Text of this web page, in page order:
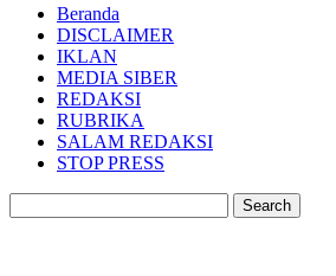
Beranda
DISCLAIMER
IKLAN
MEDIA SIBER
REDAKSI
RUBRIKA
SALAM REDAKSI
STOP PRESS